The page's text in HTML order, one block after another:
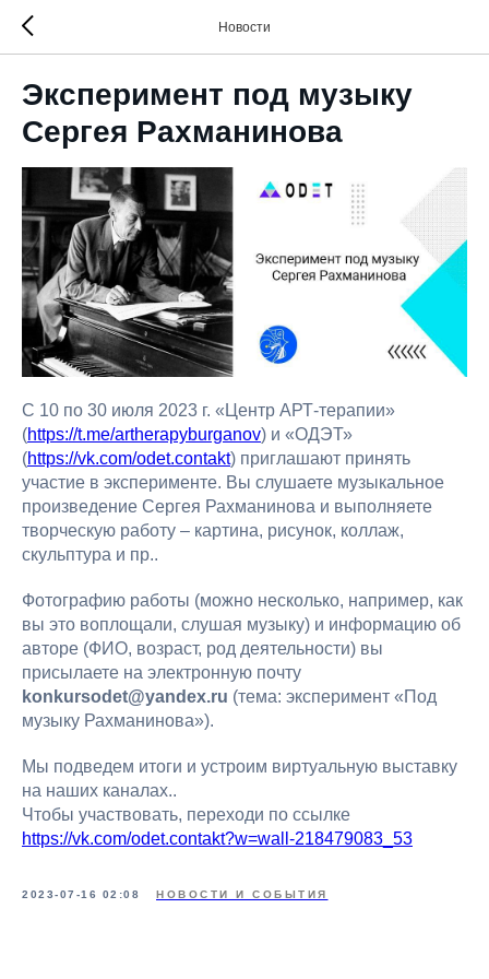
Новости
Эксперимент под музыку
Сергея Рахманинова
С 10 по 30 июля 2023 г. «Центр АРТ-терапии»
(https://t.me/artherapyburganov) и «ОДЭТ»
(https://vk.com/odet.contakt) приглашают принять
участие в эксперименте. Вы слушаете музыкальное
произведение Сергея Рахманинова и выполняете
творческую работу – картина, рисунок, коллаж,
скульптура и пр..
Фотографию работы (можно несколько, например, как
вы это воплощали, слушая музыку) и информацию об
авторе (ФИО, возраст, род деятельности) вы
присылаете на электронную почту
konkursodet@yandex.ru (тема: эксперимент «Под
музыку Рахманинова»).
Мы подведем итоги и устроим виртуальную выставку
на наших каналах..
Чтобы участвовать, переходи по ссылке
https://vk.com/odet.contakt?w=wall-218479083_53
2023-07-16 02:08 НОВОСТИ И СОБЫТИЯ